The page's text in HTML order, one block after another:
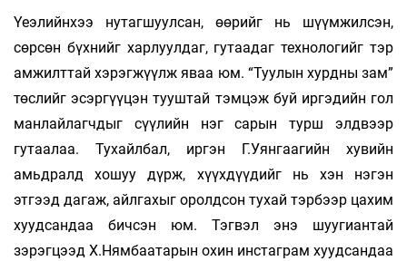
Үеэлийнхээ нутагшуулсан, өөрийг нь шүүмжилсэн,
сөрсөн бүхнийг харлуулдаг, гутаадаг технологийг тэр
амжилттай хэрэгжүүлж яваа юм. “Туулын хурдны зам”
төслийг эсэргүүцэн тууштай тэмцэж буй иргэдийн гол
манлайлагчдыг сүүлийн нэг сарын турш элдвээр
гутаалаа. Тухайлбал, иргэн Г.Уянгаагийн хувийн
амьдралд хошуу дүрж, хүүхдүүдийг нь хэн нэгэн
этгээд дагаж, айлгахыг оролдсон тухай тэрбээр цахим
хуудсандаа бичсэн юм. Тэгвэл энэ шуугиантай
зэрэгцээд Х.Нямбаатарын охин инстаграм хуудсандаа